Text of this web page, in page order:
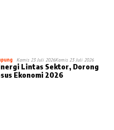
Kamis 23 Juli 2026Kamis 23 Juli 2026
Lintas Sektor, Dorong
Ekonomi 2026